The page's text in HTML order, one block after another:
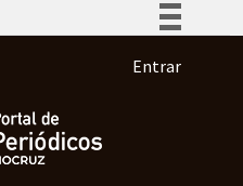
Participe
Acesso à informação
Menu de
Entrar